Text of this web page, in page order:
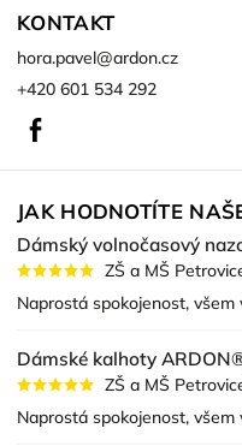
KONTAKT
hora.pavel@ardon.cz
+420 601 534 292
JAK HODNOTÍTE
Dámský volnočasový
ZŠ a MŠ
Naprostá spokojenost, všem
Dámské kalhoty
ZŠ a MŠ
Naprostá spokojenost, všem